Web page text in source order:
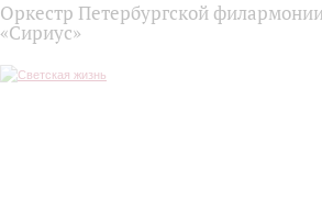
Оркестр Петербургской
«Сириус»